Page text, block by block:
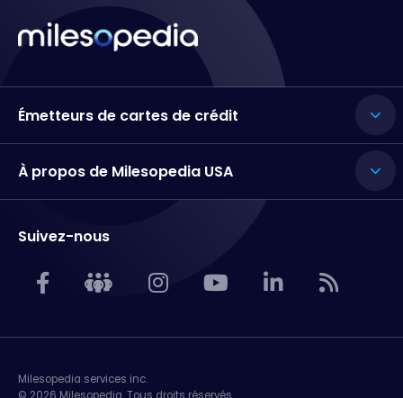
Émetteurs de cartes de crédit
À propos de Milesopedia USA
Suivez-nous
Milesopedia services inc.